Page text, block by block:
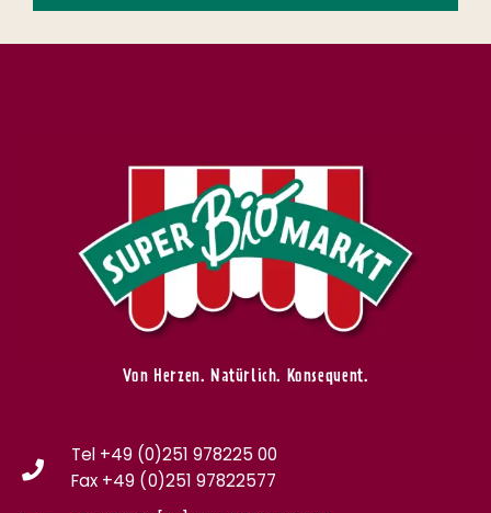
Von Herzen. Natürlich. Konsequent.
Tel +49 (0)251 978225 00
Fax +49 (0)251 97822577